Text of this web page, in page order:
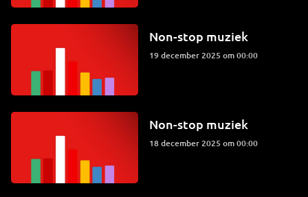
Non-stop muziek
19 december 2025 om 00:00
Non-stop muziek
18 december 2025 om 00:00